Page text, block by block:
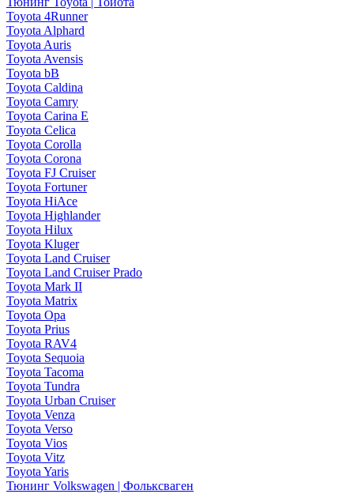
Toyota 4Runner
Toyota Alphard
Toyota Auris
Toyota Avensis
Toyota bB
Toyota Caldina
Toyota Camry
Toyota Carina E
Toyota Celica
Toyota Corolla
Toyota Corona
Toyota FJ Cruiser
Toyota Fortuner
Toyota HiAce
Toyota Highlander
Toyota Hilux
Toyota Kluger
Toyota Land Cruiser
Toyota Land Cruiser Prado
Toyota Mark II
Toyota Matrix
Toyota Opa
Toyota Prius
Toyota RAV4
Toyota Sequoia
Toyota Tacoma
Toyota Tundra
Toyota Urban Cruiser
Toyota Venza
Toyota Verso
Toyota Vios
Toyota Vitz
Toyota Yaris
Тюнинг Volkswagen | Фольксваген